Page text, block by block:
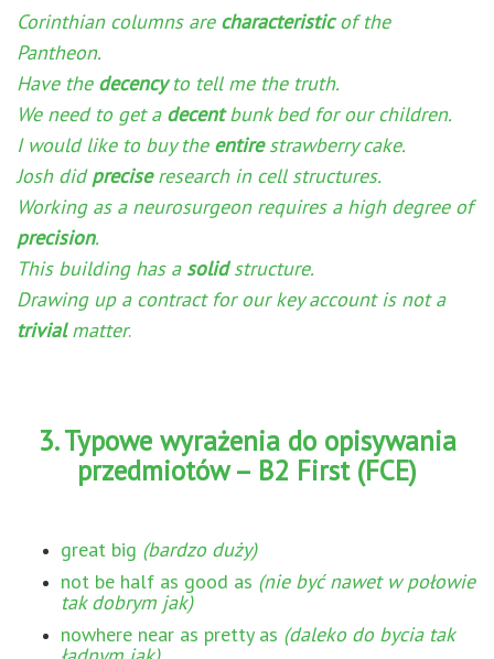
Corinthian columns are characteristicof the
Pantheon.
Have the decencyto tell me the truth.
We need to get a decentbunk bed for our children.
I would like to buy the entirestrawberry cake.
Josh didpreciseresearch in cell structures.
Working as a neurosurgeon requires a high degree of
precision.
This building has a solidstructure.
Drawing up a contract for our key account is not a
trivialmatter.
3. Typowe wyrażenia do opisywania
przedmiotów – B2 First (FCE)
great big (bardzo duży)
not be half as good as (nie być nawet w połowie
tak dobrym jak)
nowhere near as pretty as (daleko do bycia tak